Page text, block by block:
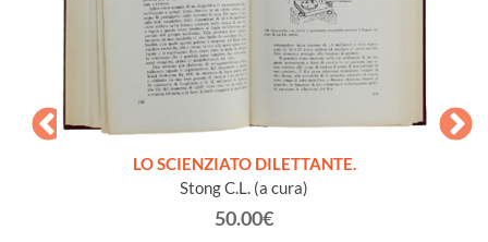
LO SCIENZIATO DILETTANTE.
Stong C.L. (a cura)
50.00€